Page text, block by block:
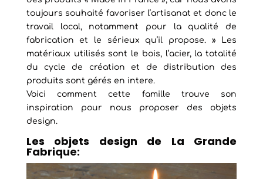
toujours souhaité favoriser l’artisanat et donc le
travail local, notamment pour la qualité de
fabrication et le sérieux qu’il propose. » Les
matériaux utilisés sont le bois, l’acier, la totalité
du cycle de création et de distribution des
produits sont gérés en intere.
Voici comment cette famille trouve son
inspiration pour nous proposer des objets
design.
Les objets design de La Grande
Fabrique: